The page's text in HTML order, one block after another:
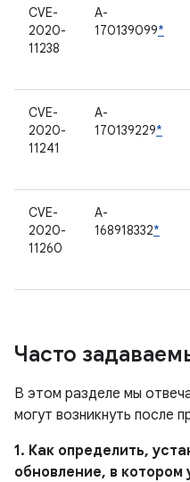
CVE-
2020-
11238
A-
170139099*
CVE-
2020-
11241
A-
170139229*
CVE-
2020-
11260
A-
168918332*
Часто
В этом разделе мы
могут возникнуть после
1. Как определить,
обновление, в